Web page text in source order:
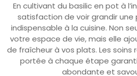
En cultivant du basilic en pot à
satisfaction de voir grandir
indispensable à la cuisine. Non
votre espace de vie, mais elle
de fraîcheur à vos plats. Les soins
portée à chaque étape
abondante et